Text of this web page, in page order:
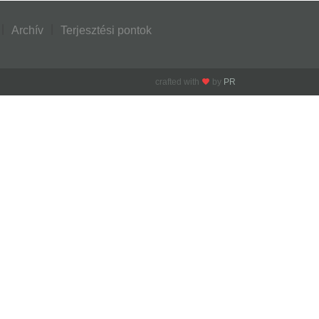
Archív Terjesztési pontok
crafted with by PR